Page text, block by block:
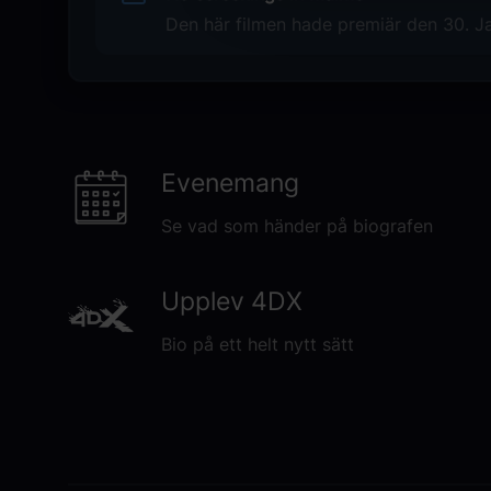
Skräck
Den här filmen hade premiär den 30.
Evenemang
Se vad som händer på biografen
Upplev 4DX
Bio på ett helt nytt sätt